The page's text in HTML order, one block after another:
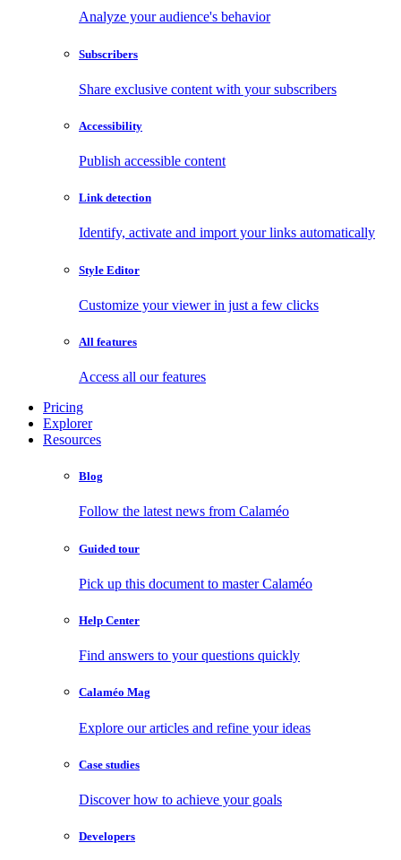
Analyze your audience's behavior
Subscribers
Share exclusive content with your subscribers
Accessibility
Publish accessible content
Link detection
Identify, activate and import your links automatically
Style Editor
Customize your viewer in just a few clicks
All features
Access all our features
Pricing
Explorer
Resources
Blog
Follow the latest news from Calaméo
Guided tour
Pick up this document to master Calaméo
Help Center
Find answers to your questions quickly
Calaméo Mag
Explore our articles and refine your ideas
Case studies
Discover how to achieve your goals
Developers